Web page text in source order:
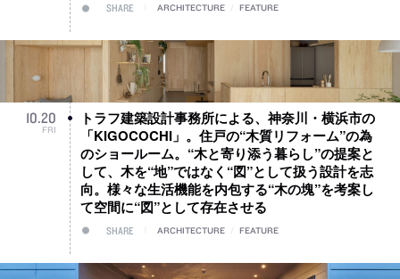
SHARE ARCHITECTURE FEATURE
10.20
FRI
トラフ建築設計事務所による、神奈川・横浜市の
「KIGOCOCHI」。住戸の“木質リフォーム”の為
のショールーム。“木と寄り添う暮らし”の提案と
して、木を“地”ではなく“図”として扱う設計を志
向。様々な生活機能を内包する“木の塊”を考案し
て空間に“図”として存在させる
SHARE ARCHITECTURE FEATURE